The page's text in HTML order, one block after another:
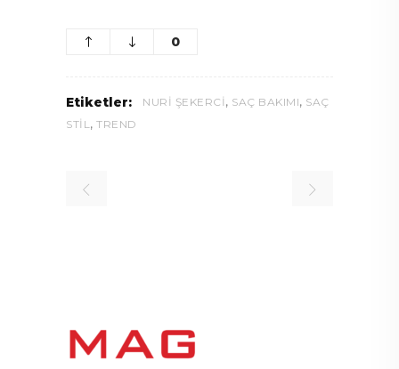
0
Etiketler: NURI ŞEKERCI , SAÇ BAKIMI, SAÇ
STIL, TREND